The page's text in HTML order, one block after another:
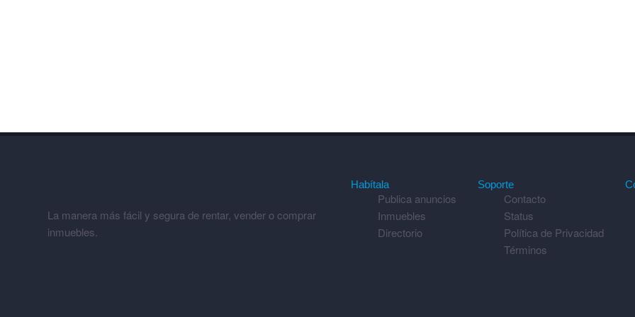
La manera más fácil y segura de rentar, vender o comprar
inmuebles.
Habítala
Publica anuncios
Inmuebles
Directorio
Soporte
Contacto
Status
Política de Privacidad
Términos